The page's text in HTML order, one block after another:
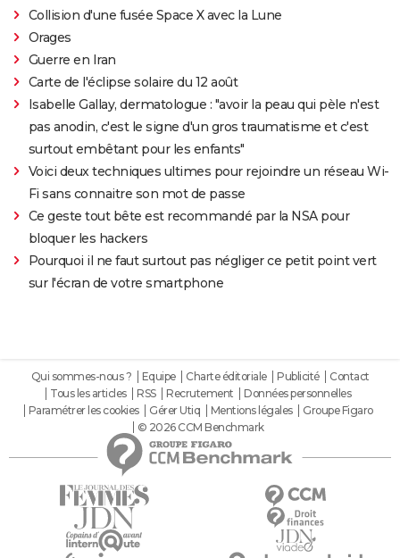
Collision d'une fusée Space X avec la Lune
Orages
Guerre en Iran
Carte de l'éclipse solaire du 12 août
Isabelle Gallay, dermatologue : "avoir la peau qui pèle n'est
pas anodin, c'est le signe d'un gros traumatisme et c'est
surtout embêtant pour les enfants"
Voici deux techniques ultimes pour rejoindre un réseau Wi-
Fi sans connaitre son mot de passe
Ce geste tout bête est recommandé par la NSA pour
bloquer les hackers
Pourquoi il ne faut surtout pas négliger ce petit point vert
sur l'écran de votre smartphone
Qui sommes-nous ? Equipe Charte éditoriale Publicité
Contact
Tous les articles
RSS Recrutement
Données personnelles
Paramétrer les cookies
Gérer Utiq Mentions légales
Groupe Figaro
© 2026 CCM Benchmark